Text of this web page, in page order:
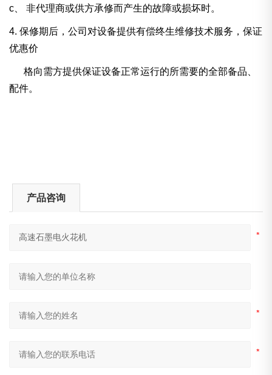
c、非代理商或供方承修而产生的故障或损坏时。
4.保修期后，公司对设备提供有偿终生维修技术服务，保证
优惠价
格向需方提供保证设备正常运行的所需要的全部备品、
配件。
产品咨询